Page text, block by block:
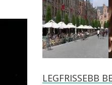
LEGFRISSEBB